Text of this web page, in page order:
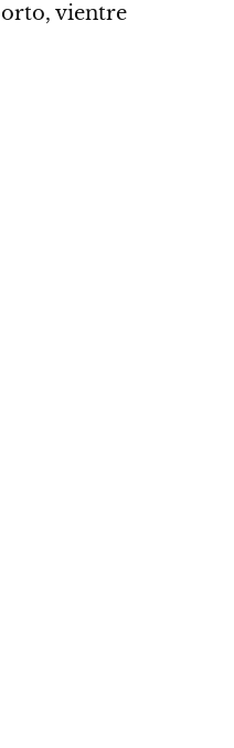
vientre